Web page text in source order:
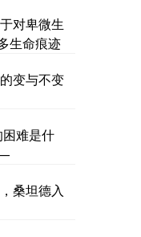
对卑微生
生命痕迹
变与不变
难是什
桑坦德入